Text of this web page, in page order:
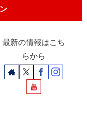
険
ル
ト
世
ン
最新の情報はこち
らから